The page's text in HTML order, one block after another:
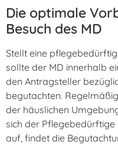
Die optimale
Besuch des MD
Stellt eine
sollte der MD innerhalb
den Antragsteller
begutachten.
der häuslichen
sich der Pflegebedürftige
auf, findet die